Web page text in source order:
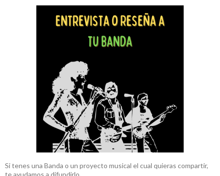
Si tenes una Banda o un proyecto musical el cual quieras compartir,